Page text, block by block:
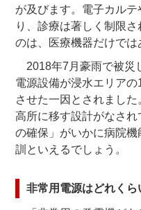
が及びます。電子カル
り、診療は著しく制限
のは、医療機器だけでは
2018年7月豪雨で被災
電源設備が浸水エリア
させた一因とされまし
高所に移す設計がなさ
の確保」がいかに病院
訓といえるでしょう。
非常用電源はどれくら